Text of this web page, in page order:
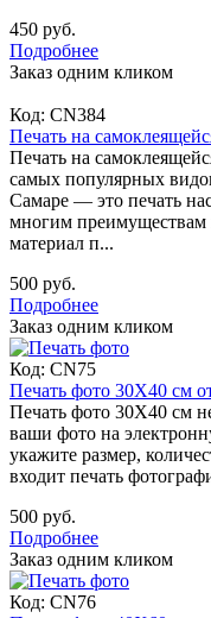
450 руб.
Подробнее
Заказ одним кликом
Код: CN384
Печать на
Печать на
самых популярных
Самаре — это печать
многим преимуществам
материал п...
500 руб.
Подробнее
Заказ одним кликом
Код: CN75
Печать фото 30Х40 см
Печать фото 30Х40 см
ваши фото на
укажите размер,
входит печать
500 руб.
Подробнее
Заказ одним кликом
Код: CN76